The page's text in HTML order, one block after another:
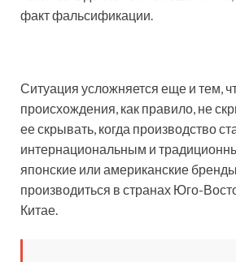
факт фальсификации.
Ситуация усложняется еще и тем,
происхождения, как правило, не
ее скрывать, когда производство
интернациональным и
японские или американские
производиться в странах Юго-
Китае.